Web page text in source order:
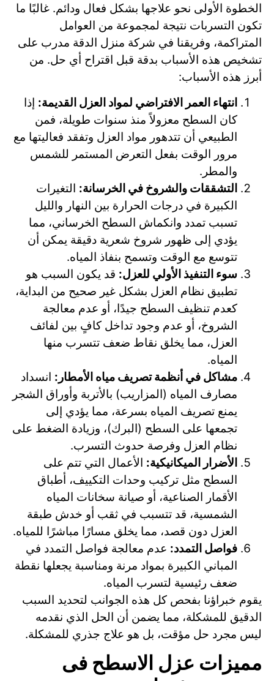
الخطوة الأولى نحو علاجها بشكل فعال ودائم. غالبًا ما
تكون التسربات نتيجة لمجموعة من العوامل
المتراكمة، وفريقنا في شركة منزل الدقة مدرب على
تشخيص هذه الأسباب بدقة قبل اقتراح أي حل. من
أبرز هذه الأسباب:
انتهاء العمر الافتراضي لمواد العزل القديمة: إذا
كان السطح معزولاً منذ سنوات طويلة، فمن
الطبيعي أن تتدهور مواد العزل وتفقد فعاليتها مع
مرور الوقت بفعل التعرض المستمر للشمس
والمطر.
التشققات والشروخ في الخرسانة: التغيرات
الكبيرة في درجات الحرارة بين النهار والليل
تسبب تمدد وانكماش السطح الخرساني، مما
يؤدي إلى ظهور شروخ شعرية دقيقة يمكن أن
تتوسع مع الوقت وتسمح بنفاذ المياه.
سوء التنفيذ الأولي للعزل: قد يكون السبب هو
تطبيق نظام العزل بشكل غير صحيح من البداية،
كعدم تنظيف السطح جيدًا، أو عدم معالجة
الشروخ، أو عدم وجود تداخل كافٍ بين لفائف
العزل، مما يخلق نقاط ضعف تتسرب منها
المياه.
مشاكل في أنظمة تصريف مياه الأمطار: انسداد
مصارف المياه (المزاريب) بالأتربة وأوراق الشجر
يمنع تصريف المياه بسرعة، مما يؤدي إلى
تجمعها على السطح (البرك)، وزيادة الضغط على
نظام العزل وفرصة حدوث التسرب.
الأضرار الميكانيكية: الأعمال التي تتم على
السطح مثل تركيب وحدات التكييف، أطباق
الأقمار الصناعية، أو صيانة سخانات المياه
الشمسية، قد تتسبب في ثقب أو خدش طبقة
العزل دون قصد، مما يخلق مسارًا مباشرًا للمياه.
فواصل التمدد: عدم معالجة فواصل التمدد في
المباني الكبيرة بمواد مرنة ومناسبة يجعلها نقطة
ضعف رئيسية لتسرب المياه.
يقوم خبراؤنا بفحص كل هذه الجوانب لتحديد السبب
الدقيق للمشكلة، مما يضمن أن الحل الذي نقدمه
ليس مجرد حل مؤقت، بل هو علاج جذري للمشكلة.
مميزات عزل الاسطح فى